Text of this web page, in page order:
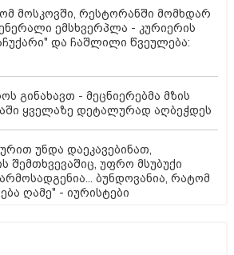
მოსკოვში, რესტორანში მომხდარ
ემსხვერპლა - კურიერის
და ჩაშლილი წვეულება:
გინახავთ - მეცნიერებმა მზის
ყველაზე დეტალურად აღბეჭდეს
უნდა დაეკავებინათ,
უფრო მსუბუქი
ბუნდოვანია, რატომ
ღამე" - იურისტები